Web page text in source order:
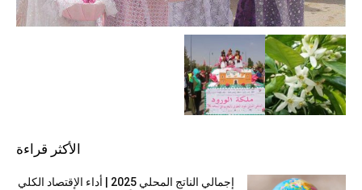
الأكثر قراءة
إجمالي الناتج المحلي 2025 | أداء الإقتصاد الكلي